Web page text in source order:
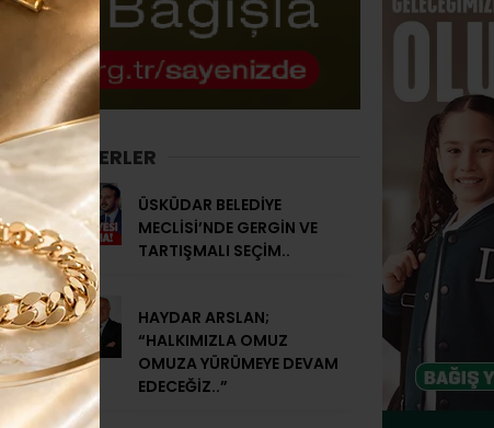
SON HABERLER
ÜSKÜDAR BELEDİYE
MECLİSİ’NDE GERGİN VE
TARTIŞMALI SEÇİM..
HAYDAR ARSLAN;
“HALKIMIZLA OMUZ
OMUZA YÜRÜMEYE DEVAM
EDECEĞİZ..”